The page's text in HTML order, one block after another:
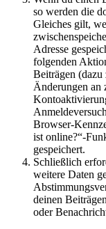
so werden die
Gleiches gilt,
Adresse
folgenden
Beiträgen
Änderungen an
Browser-
ist online?“-
gespeichert.
Schließlich
weitere Daten
deinen
oder